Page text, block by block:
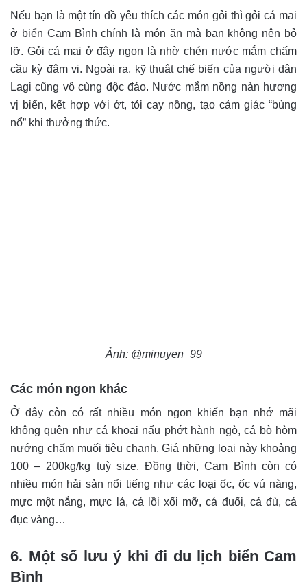
Nếu bạn là một tín đồ yêu thích các món gỏi thì gỏi cá mai
ở biển Cam Bình chính là món ăn mà bạn không nên bỏ
lỡ. Gỏi cá mai ở đây ngon là nhờ chén nước mắm chấm
cầu kỳ đậm vị. Ngoài ra, kỹ thuật chế biến của người dân
Lagi cũng vô cùng độc đáo. Nước mắm nồng nàn hương
vị biển, kết hợp với ớt, tỏi cay nồng, tạo cảm giác “bùng
nổ” khi thưởng thức.
Ảnh: @minuyen_99
Các món ngon khác
Ở đây còn có rất nhiều món ngon khiến bạn nhớ mãi
không quên như cá khoai nấu phớt hành ngò, cá bò hòm
nướng chấm muối tiêu chanh. Giá những loại này khoảng
100 – 200kg/kg tuỳ size. Đồng thời, Cam Bình còn có
nhiều món hải sản nổi tiếng như các loại ốc, ốc vú nàng,
mực một nắng, mực lá, cá lồi xối mỡ, cá đuối, cá đù, cá
đục vàng…
6. Một số lưu ý khi đi du lịch biển Cam
Bình